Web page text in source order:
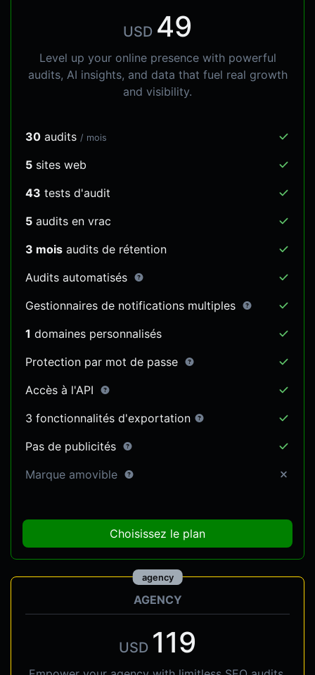
USD 49
Level up your online presence with powerful
audits, AI insights, and data that fuel real growth
and visibility.
30 audits / mois
5 sites web
43 tests d'audit
5 audits en vrac
3 mois audits de rétention
Audits automatisés
Gestionnaires de notifications multiples
1 domaines personnalisés
Protection par mot de passe
Accès à l'API
3 fonctionnalités d'exportation
Pas de publicités
Marque amovible
Choisissez le plan
agency
AGENCY
USD 119